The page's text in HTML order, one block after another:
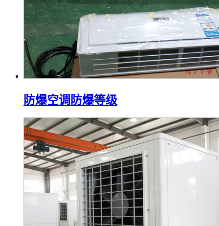
防爆空调防爆等级